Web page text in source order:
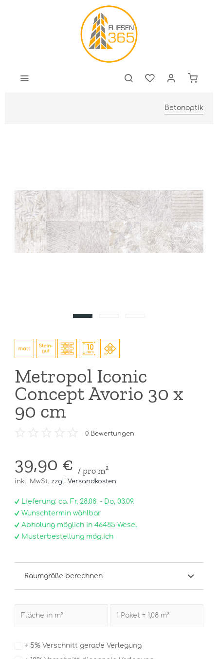
Betonoptik
Metropol Iconic
Concept Avorio 30 x
90 cm
0 Bewertungen
39,90 € / pro m²
inkl. MwSt. zzgl. Versandkosten
Lieferung: ca. Fr, 28.08. - Do, 03.09.
Wunschtermin wählbar
Abholung möglich in 46485 Wesel
Musterbestellung möglich
Raumgröße berechnen
+ 5% Verschnitt gerade Verlegung